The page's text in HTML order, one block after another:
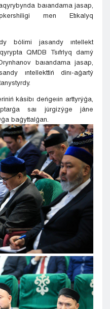
baıandama jasap,
men Etıkalyq
bólimi jasandy ıntellekt
QMDB Tsıfrlyq damý
baıandama jasap,
ıntellekttiń dinı-aǵartý
kásibı deńgeıin arttyrýǵa,
saı júrgizýge jáne
baǵyttalǵan.